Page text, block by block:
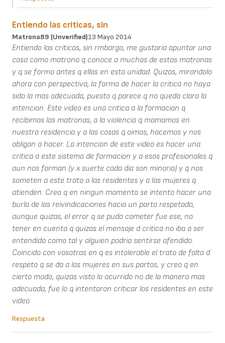
Entiendo las criticas, sin
Matrona89 (unverified)13 Mayo 2014
Entiendo las criticas, sin rmbargo, me gustaria apuntar una
cosa como matrona q conoce a muchas de estas matronas
y q se formo antes q ellas en esta unidad. Quizas, mirandolo
ahora con perspectiva, la forma de hacer la critica no haya
sido la mas adecuada, puesto q parece q no queda clara la
intencion. Este video es una critica a la formacion q
recibimos las matronas, a la violencia q mamamos en
nuestra residencia y a las cosas q oimos, hacemos y nos
obligan a hacer. La intencion de este video es hacer una
critica a este sistema de formacion y a esos profesionales q
aun nos forman (y x suerte cada dia son minoria) y q nos
someten a este trato a las residentes y a las mujeres q
atienden. Creo q en ningun momento se intento hacer una
burla de las reivindicaciones hacia un parto respetado,
aunque quizas, el error q se pudo cometer fue ese, no
tener en cuenta q quizas el mensaje d critica no iba a ser
entendido como tal y alguien podria sentirse ofendido.
Coincido con vosotras en q es intolerable el trato de falta d
respeto q se da a las mujeres en sus partos, y creo q en
cierto modo, quizas visto lo ocurrido no de la manera mas
adecuada, fue lo q intentaron criticar los residentes en este
video
Respuesta